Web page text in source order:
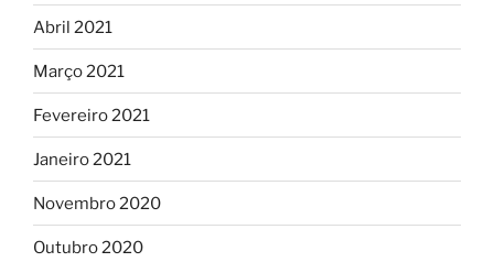
Abril 2021
Março 2021
Fevereiro 2021
Janeiro 2021
Novembro 2020
Outubro 2020